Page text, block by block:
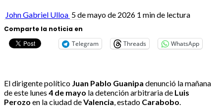
John Gabriel Ulloa 5 de mayo de 2026 1 min de lectura
Comparte la noticia en
Telegram
Threads WhatsApp
El dirigente político Juan Pablo Guanipa denunció la mañana
de este lunes 4 de mayo la detención arbitraria de Luis
Perozo en la ciudad deValencia, estado Carabobo.